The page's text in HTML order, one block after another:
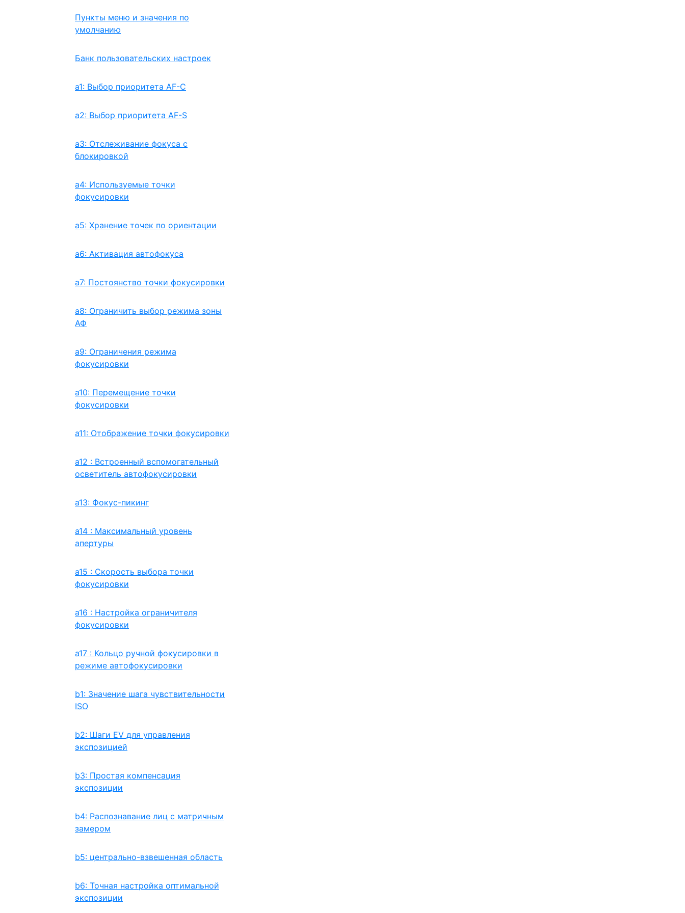
Пункты меню и значения по
умолчанию
Банк пользовательских настроек
a1: Выбор приоритета AF-C
a2: Выбор приоритета AF-S
a3: Отслеживание фокуса с
блокировкой
a4: Используемые точки
фокусировки
a5: Хранение точек по ориентации
a6: Активация автофокуса
a7: Постоянство точки фокусировки
a8: Ограничить выбор режима зоны
АФ
a9: Ограничения режима
фокусировки
a10: Перемещение точки
фокусировки
a11: Отображение точки фокусировки
a12 : Встроенный вспомогательный
осветитель автофокусировки
a13: Фокус-пикинг
a14 : Максимальный уровень
апертуры
a15 : Скорость выбора точки
фокусировки
a16 : Настройка ограничителя
фокусировки
a17 : Кольцо ручной фокусировки в
режиме автофокусировки
b1: Значение шага чувствительности
ISO
b2: Шаги EV для управления
экспозицией
b3: Простая компенсация
экспозиции
b4: Распознавание лиц с матричным
замером
b5: центрально-взвешенная область
b6: Точная настройка оптимальной
экспозиции